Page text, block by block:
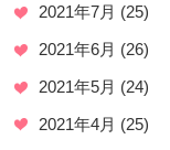
2021年7月 (25)
2021年6月 (26)
2021年5月 (24)
2021年4月 (25)